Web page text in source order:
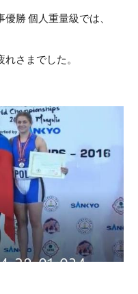
勝 個人重量級では、
さまでした。